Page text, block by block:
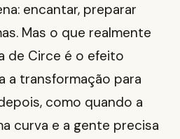
encantar, preparar
Mas o que realmente
de Circe é o efeito
a transformação para
como quando a
curva e a gente precisa